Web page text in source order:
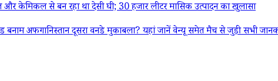
से बन रहा था देसी घी; 30 हजार लीटर मासिक उत्पादन का खुलासा
दूसरा वनडे मुकाबला? यहां जानें वेन्यू समेत मैच से जुड़ी सभी